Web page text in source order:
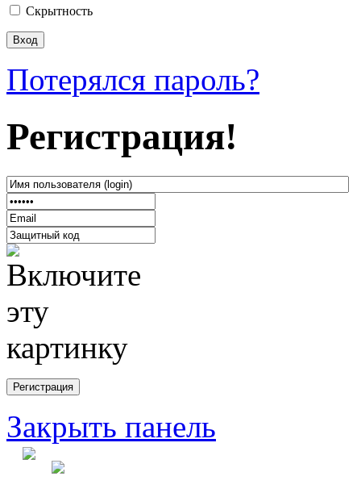
Скрытность
Потерялся пароль?
Регистрация!
Закрыть панель